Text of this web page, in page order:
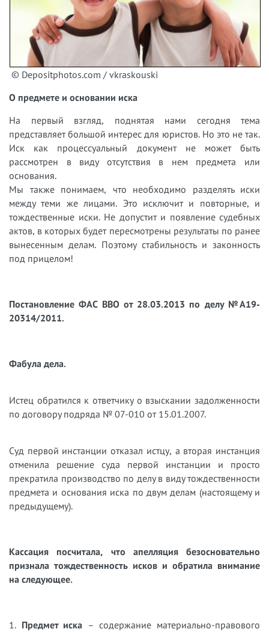
© Depositphotos.com / vkraskouski
О предмете и основании иска
На первый взгляд, поднятая нами сегодня тема
представляет большой интерес для юристов. Но это не так.
Иск как процессуальный документ не может быть
рассмотрен в виду отсутствия в нем предмета или
основания.
Мы также понимаем, что необходимо разделять иски
между теми же лицами. Это исключит и повторные, и
тождественные иски. Не допустит и появление судебных
актов, в которых будет пересмотрены результаты по ранее
вынесенным делам. Поэтому стабильность и законность
под прицелом!
Постановление ФАС ВВО от 28.03.2013 по делу №А19-
20314/2011.
Фабула дела.
Истец обратился к ответчику о взыскании задолженности
по договору подряда № 07-010 от 15.01.2007.
Суд первой инстанции отказал истцу, а вторая инстанция
отменила решение суда первой инстанции и просто
прекратила производство по делу в виду тождественности
предмета и основания иска по двум делам (настоящему и
предыдущему).
Кассация посчитала, что апелляция безосновательно
признала тождественность исков и обратила внимание
на следующее.
1. Предмет иска – содержание материально-правового